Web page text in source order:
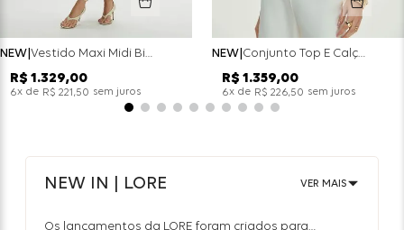
NEW Vestido Maxi Midi Bicolor Alfaitaria Navy - Marinho
R$ 1 .329,00
6x de R$ 221 ,50 sem juros
NEW Conjunto Top E Calça Wide Leg Bicolor Alfaitaria - Off White
R$ 1 .359,00
6x de R$ 226,50 sem juros
NEW IN | LORE VER MAIS
Os lançamentos da LORE foram criados para